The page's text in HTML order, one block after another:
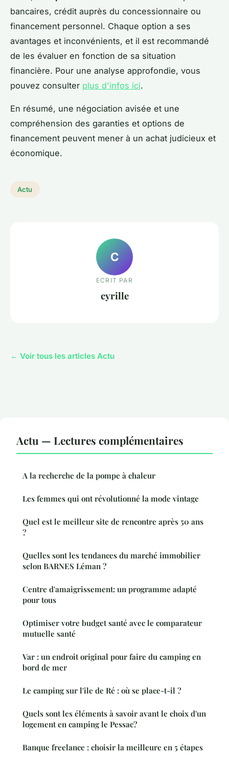
bancaires, crédit auprès du concessionnaire ou
financement personnel. Chaque option a ses
avantages et inconvénients, et il est recommandé
de les évaluer en fonction de sa situation
financière. Pour une analyse approfondie, vous
pouvez consulter plus d'infos ici.
En résumé, une négociation avisée et une
compréhension des garanties et options de
financement peuvent mener à un achat judicieux et
économique.
Actu
C
ECRIT PAR
cyrille
← Voir tous les articles Actu
Actu — Lectures complémentaires
A la recherche de la pompe à chaleur
Les femmes qui ont révolutionné la mode vintage
Quel est le meilleur site de rencontre après 50 ans
?
Quelles sont les tendances du marché immobilier
selon BARNES Léman ?
Centre d'amaigrissement: un programme adapté
pour tous
Optimiser votre budget santé avec le comparateur
mutuelle santé
Var : un endroit original pour faire du camping en
bord de mer
Le camping sur l'ile de Ré : où se place-t-il ?
Quels sont les éléments à savoir avant le choix d'un
logement en camping le Pessac?
Banque freelance : choisir la meilleure en 5 étapes